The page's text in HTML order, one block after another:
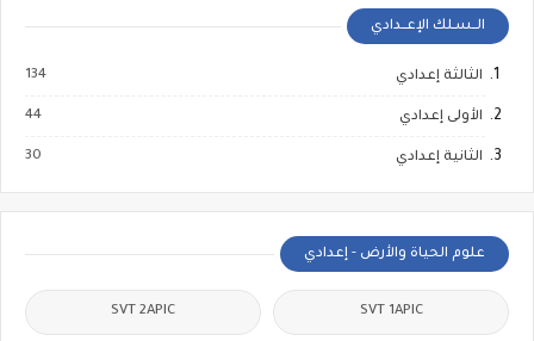
الــسـلك الإعــدادي
الثالثة إعدادي 134
الأولى إعدادي 44
الثانية إعدادي 30
علوم الحياة والأرض - إعدادي
SVT 1APIC
SVT 2APIC